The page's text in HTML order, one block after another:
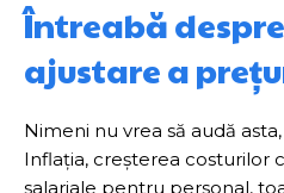
Întreabă
ajustare a
Nimeni nu vrea să audă
Inflația, creșterea costurilor
salariale pentru personal,